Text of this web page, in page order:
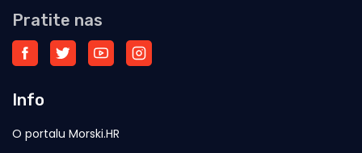
Pratite nas
Info
O portalu Morski.HR